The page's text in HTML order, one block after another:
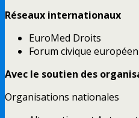
Réseaux internationaux
EuroMed Droits
Forum civique européen
Avec le soutien des
Organisations nationales